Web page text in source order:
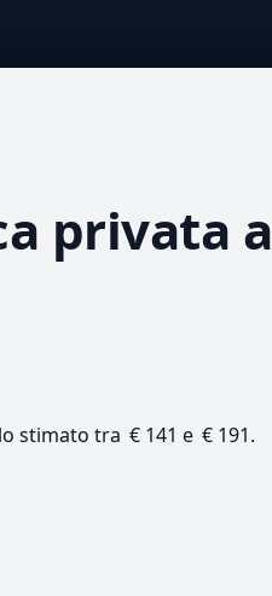
privata a
stimato tra € 141 e € 191.